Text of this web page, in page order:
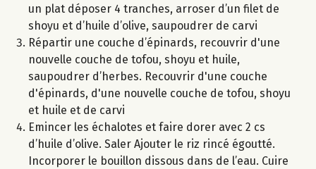
un plat déposer 4 tranches, arroser d’un filet de
shoyu et d’huile d’olive, saupoudrer de carvi
Répartir une couche d’épinards, recouvrir d'une
nouvelle couche de tofou, shoyu et huile,
saupoudrer d’herbes. Recouvrir d'une couche
d'épinards, d'une nouvelle couche de tofou, shoyu
et huile et de carvi
Emincer les échalotes et faire dorer avec 2 cs
d’huile d’olive. Saler Ajouter le riz rincé égoutté.
Incorporer le bouillon dissous dans de l’eau. Cuire